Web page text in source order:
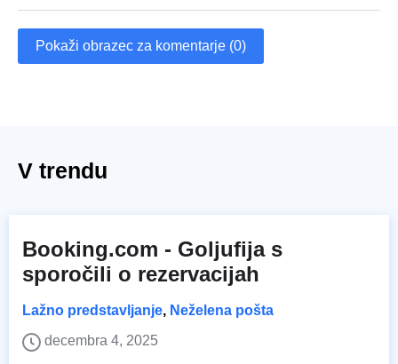
Pokaži obrazec za komentarje (0)
V trendu
Booking.com - Goljufija s
sporočili o rezervacijah
Lažno predstavljanje, Neželena pošta
decembra 4, 2025